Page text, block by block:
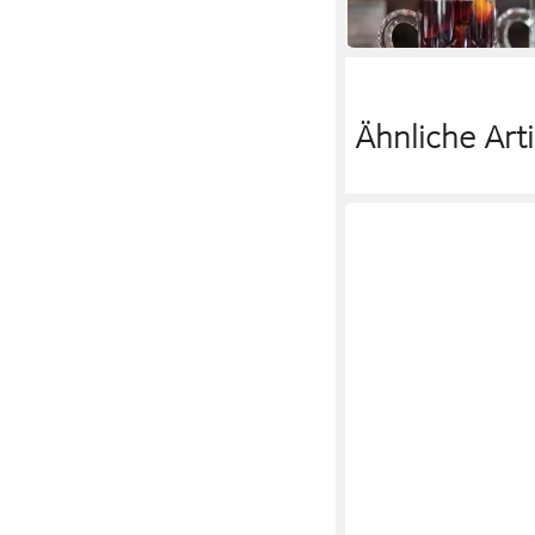
in 3-4 Werktagen bei dir
Ähnliche